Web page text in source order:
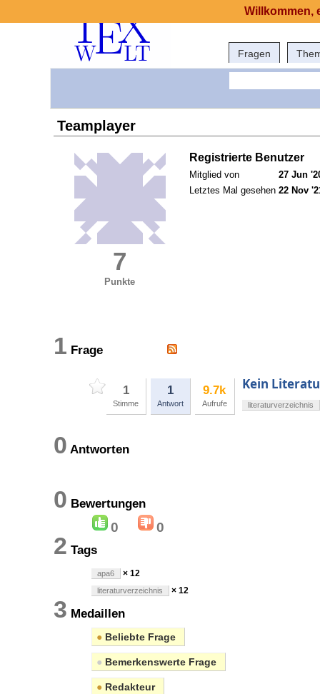
Fragen
Teamplayer
7
Punkte
Registrierte Benutzer
Mitglied von
27 Jun
Letztes Mal gesehen 22 Nov
1 Frage
1
Stimme
1
Antwort
9.7k
Aufrufe
Kein
literaturverzeichnis
0 Antworten
0 Bewertungen
0 0
2 Tags
apa6 × 12
literaturverzeichnis × 12
3 Medaillen
● Beliebte Frage
● Bemerkenswerte Frage
● Redakteur
Willkommen,